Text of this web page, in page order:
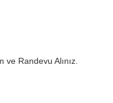
Randevu Alınız.